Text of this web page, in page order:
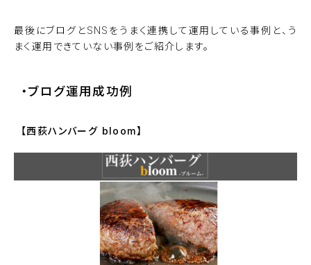
最後にブログとSNSをうまく連携して運用している事例と、う
まく運用できていない事例をご紹介します。
・ブログ運用成功例
【西荻ハンバーグ bloom】